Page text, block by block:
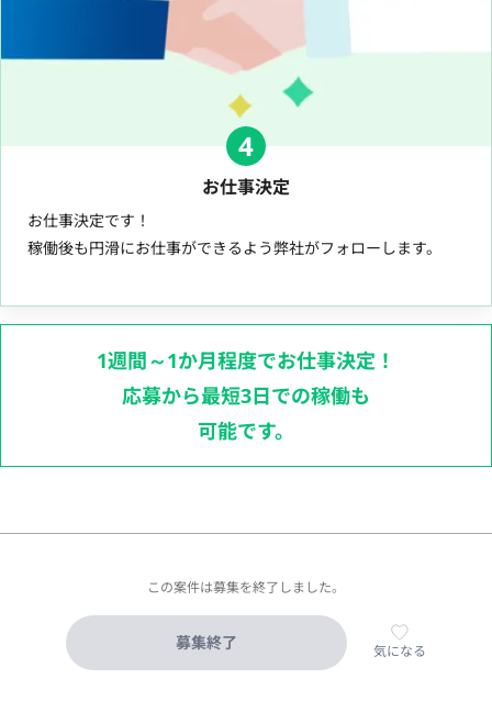
4
お仕事決定
お仕事決定です！
稼働後も円滑にお仕事ができるよう弊社がフォローします。
1週間～1か月程度でお仕事決定！
応募から最短3日での稼働も
可能です。
この案件は募集を終了しました。
募集終了 気になる